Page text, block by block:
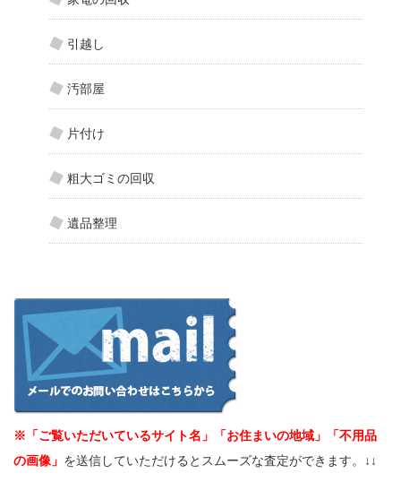
引越し
汚部屋
片付け
粗大ゴミの回収
遺品整理
※「ご覧いただいているサイト名」「お住まいの地域」「不用品
の画像」 を送信していただけるとスムーズな査定ができます。↓↓